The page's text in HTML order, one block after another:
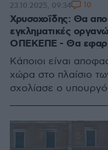
Χρυσοχοΐδης: Θα
εγκληματικές
ΟΠΕΚΕΠΕ - Θα
Κάποιοι είναι
χώρα στο πλαίσιο
σχολίασε ο
23.10.2025, 09:34 10